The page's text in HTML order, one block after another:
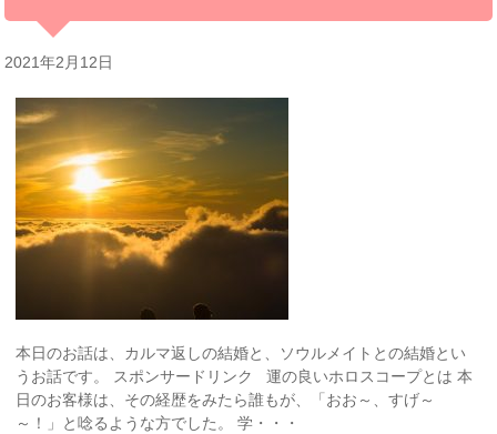
2021年2月12日
本日のお話は、カルマ返しの結婚と、ソウルメイトとの結婚とい
うお話です。 スポンサードリンク 運の良いホロスコープとは 本
日のお客様は、その経歴をみたら誰もが、「おお～、すげ～
～！」と唸るような方でした。 学・・・